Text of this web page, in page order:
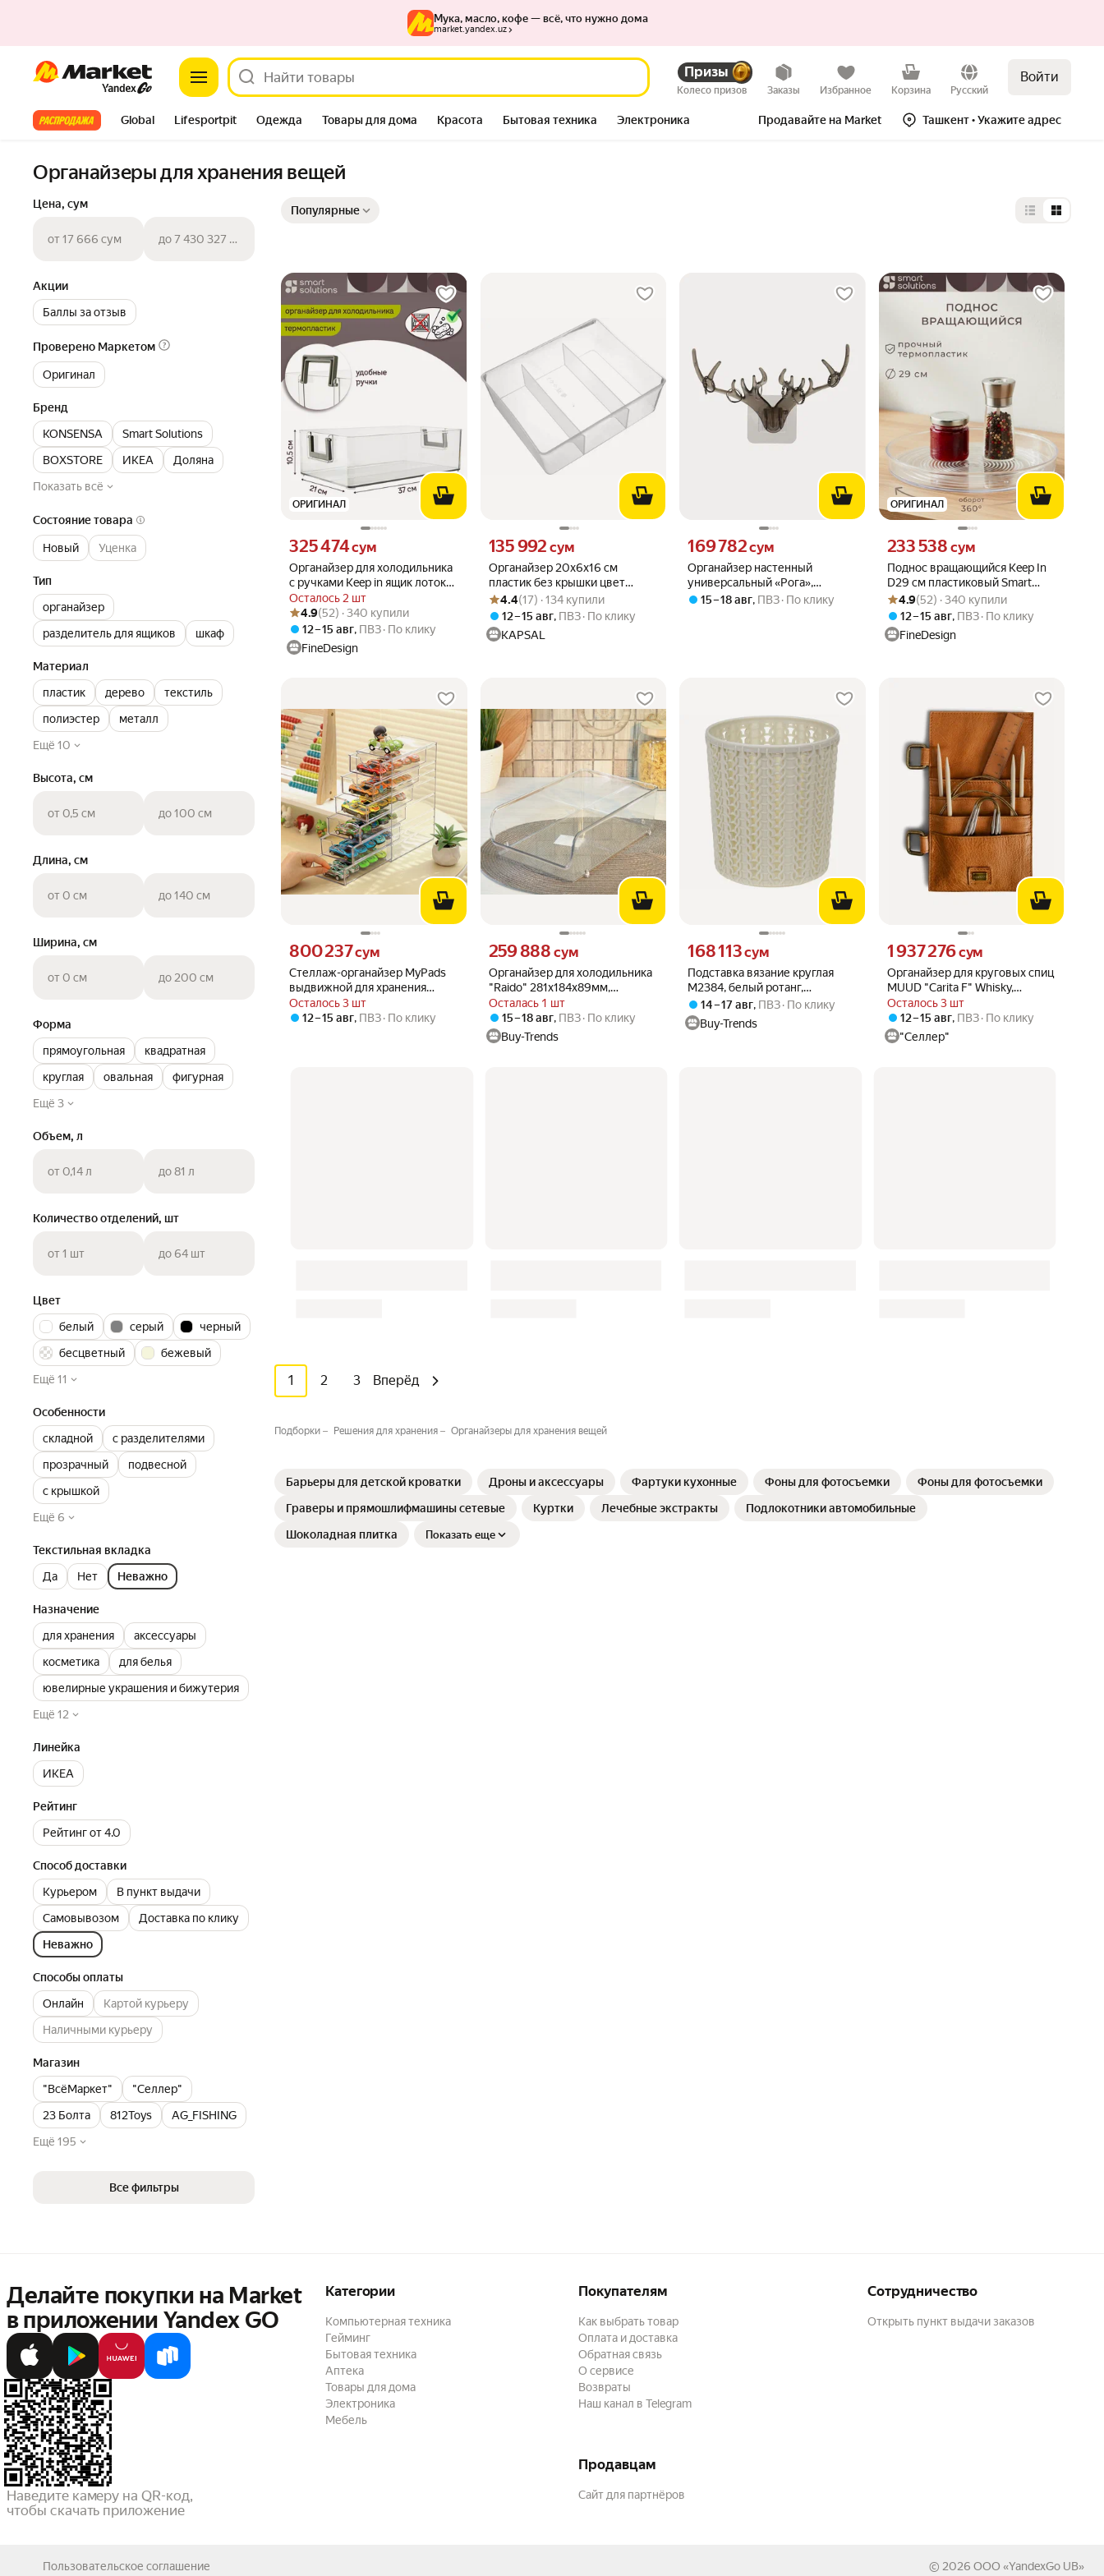
Market Призы
Колесо призов Заказы Избранное Корзина Русский
Войти
Все хиты Global Lifesportpit Одежда Товары для дома Красота Бытовая техника Электроника Продавайте на Market Ташкент• Укажите адрес
Мука, масло, кофе — всё, что нужно дома
market.yandex.uz
Органайзеры для хранения вещей
Цена, сум
от 17 666 сум до 7 430 327 сум
Акции
Баллы за отзыв
Проверено Маркетом
Оригинал
Бренд
KONSENSA
Smart Solutions
BOXSTORE
ИКЕА
Доляна
Показать всё
Состояние товара
Новый Уценка
Тип
органайзер
разделитель для ящиков
шкаф
Материал
пластик
дерево
текстиль
полиэстер
металл
Ещё 10
Высота, см
от 0,5 см до 100 см
Длина, см
от 0 см до 140 см
Ширина, см
от 0 см до 200 см
Форма
прямоугольная
квадратная
круглая
овальная
фигурная
Ещё 3
Объем, л
от 0,14 л до 81 л
Количество отделений, шт
от 1 шт до 64 шт
Цвет
белый
серый
черный
бесцветный
бежевый
Ещё 11
Особенности
складной
с разделителями
прозрачный
подвесной
с крышкой
Ещё 6
Текстильная вкладка
Да
Нет Неважно
Назначение
для хранения
аксессуары
косметика
для белья
ювелирные украшения и бижутерия
Ещё 12
Линейка
ИКЕА
Рейтинг
Рейтинг от 4.0
Способ доставки
Курьером
В пункт выдачи
Самовывозом
Доставка по клику
Неважно
Способы оплаты
Онлайн
Картой курьеру
Наличными курьеру
Магазин
"ВсёМаркет"
"Селлер"
23 Болта
812Toys
AG_FISHING
Ещё 195
Все фильтры
Популярные Выбор типа
ОРИГИНАЛ
Органайзер для холодильника
с ручками Keep in ящик лоток
для овощей и фруктов Smart
Solutions SS000077
Осталось 2 шт
Цена 325474 сум вместо
325 474сум
Рейтинг товара: 4.9 из 5
Оценок: (52) · 340 купили
4.9(52) · 340 купили
12 – 15 авг, ПВЗ По клику
FineDesign
Органайзер 20x6x16 см
пластик без крышки цвет
прозрачный
Цена 135992 сум вместо
135 992 сум
Рейтинг товара: 4.4 из 5
Оценок: (17) · 134 купили
4.4(17) · 134 купили
12 – 15 авг, ПВЗ По клику
KAPSAL
Органайзер настенный
универсальный «Рога»,
17.8×3.2×12 см, прозрачно-
Цена 169782 сум вместо
169 782сум
15 – 18 авг, ПВЗ По клику
ОРИГИНАЛ
Поднос вращающийся Keep In
D29 см пластиковый Smart
Solutions SS0000399
Цена 233538 сум вместо
233 538 сум
Рейтинг товара: 4.9 из 5
Оценок: (52) · 340 купили
4.9(52) · 340 купили
12 – 15 авг, ПВЗ По клику
FineDesign
Стеллаж-органайзер MyPads
выдвижной для хранения
коллекционных игрушек
машинок и других мелочей на
Осталось 3 шт
Цена 800237 сум вместо
800 237сум
12 – 15 авг, ПВЗ По клику
Органайзер для холодильника
"Raido" 281x184x89мм,
прозрачный пластик, удобное
хранение
Осталась 1 шт
Цена 259888 сум вместо
259 888 сум
15 – 18 авг, ПВЗ По клику
Buy-Trends
Подставка вязание круглая
М2384, белый ротанг,
декоративная и практичная
Цена 168113 сум вместо
168 113сум
14 – 17 авг, ПВЗ По клику
Buy-Trends
Органайзер для круговых спиц
MUUD "Carita F" Whisky,
натуральная кожа
Осталось 3 шт
Цена 1937276 сум вместо
1 937 276сум
12 – 15 авг, ПВЗ По клику
"Селлер"
1 2 3 Вперёд
Подборки Решения для хранения Органайзеры для хранения вещей
Барьеры для детской кроватки Дроны и аксессуары Фартуки кухонные Фоны для фотосъемки
Фоны для фотосъемки
Граверы и прямошлифмашины сетевые
Куртки Лечебные экстракты
Подлокотники автомобильные
Шоколадная плитка
Показать еще
Делайте покупки на Market
в приложении Yandex GO
Наведите камеру на QR-код,
чтобы скачать приложение
Категории
Компьютерная техника
Гейминг
Бытовая техника
Аптека
Товары для дома
Электроника
Мебель
Покупателям
Как выбрать товар
Оплата и доставка
Обратная связь
О сервисе
Возвраты
Наш канал в Telegram
Сотрудничество
Открыть пункт выдачи заказов
Продавцам
Сайт для партнёров
Пользовательское соглашение © 2026 ООО «YandexGo UB»